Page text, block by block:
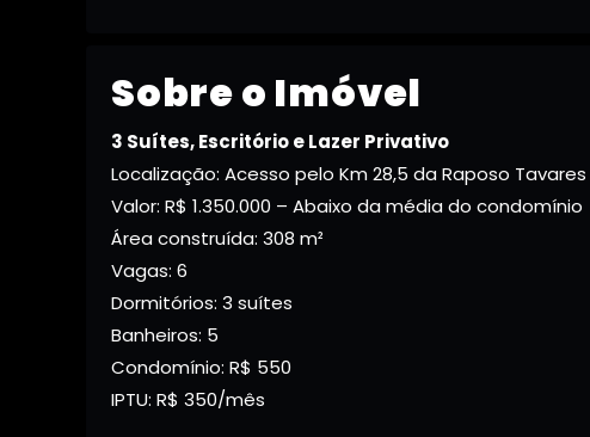
Sobre o Imóvel
3 Suítes, Escritório e Lazer Privativo
Localização: Acesso pelo Km 28,5 da Raposo
Valor: R$ 1.350.000 – Abaixo da média do condomínio
Área construída: 308 m²
Vagas: 6
Dormitórios: 3 suítes
Banheiros: 5
Condomínio: R$ 550
IPTU: R$ 350/mês